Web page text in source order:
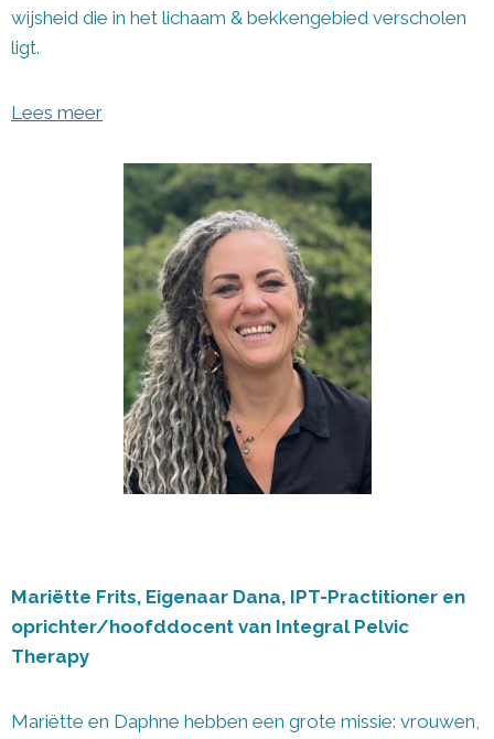
wijsheid die in het lichaam & bekkengebied verscholen
ligt.
Lees meer
Mariëtte Frits, Eigenaar Dana, IPT-Practitioner en
oprichter/hoofddocent van Integral Pelvic
Therapy
Mariëtte en Daphne hebben een grote missie: vrouwen,